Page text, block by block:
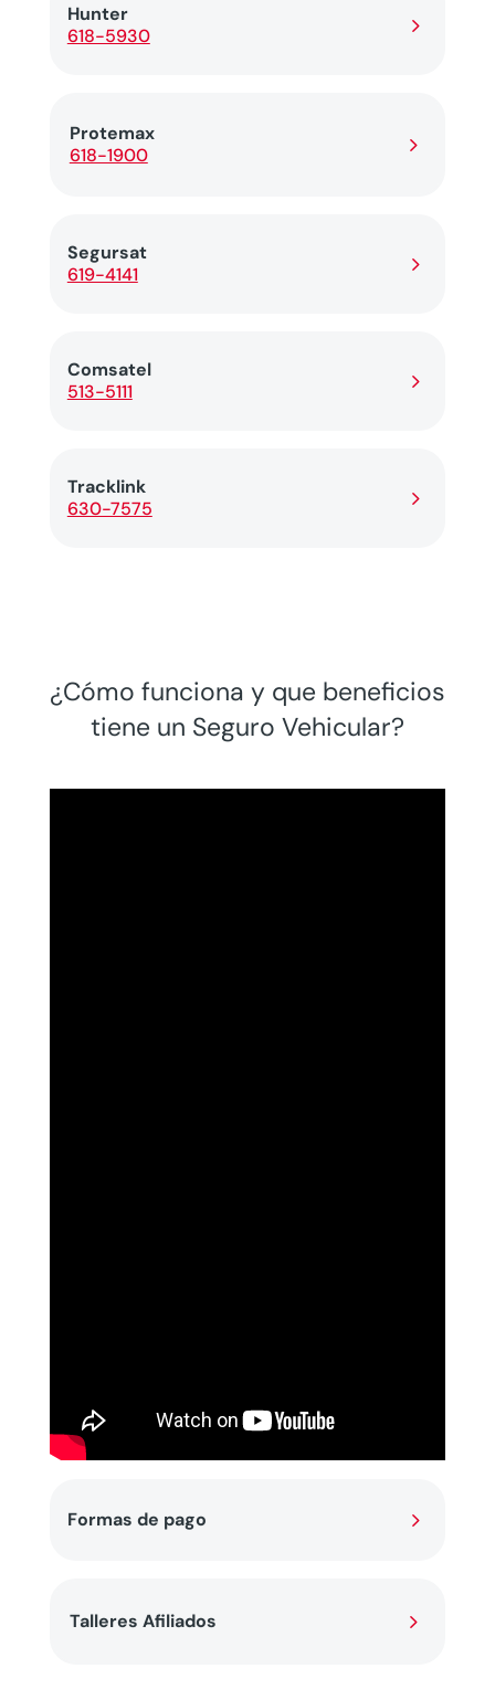
Hunter
618-5930
5
Protemax
618-1900
5
Segursat
619-4141
5
Comsatel
513-5111
5
Tracklink
630-7575
5
¿Cómo funciona y que beneficios
tiene un Seguro Vehicular?
Formas de pago 5
Talleres Afiliados 5